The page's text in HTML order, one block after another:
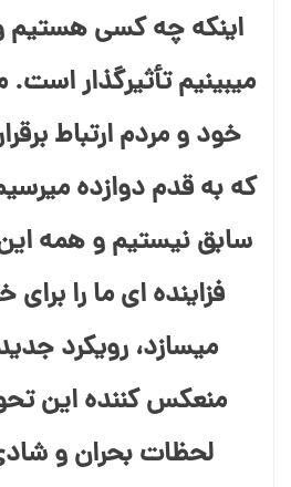
اینکه چه کسی هستیم
میبینیم تأثیرگذار است.
خود و مردم ارتباط
که به قدم دوازده
سابق نیستیم و همه
فزاینده ای ما را
میسازد، رویکرد
منعکس کننده این
لحظات بحران و